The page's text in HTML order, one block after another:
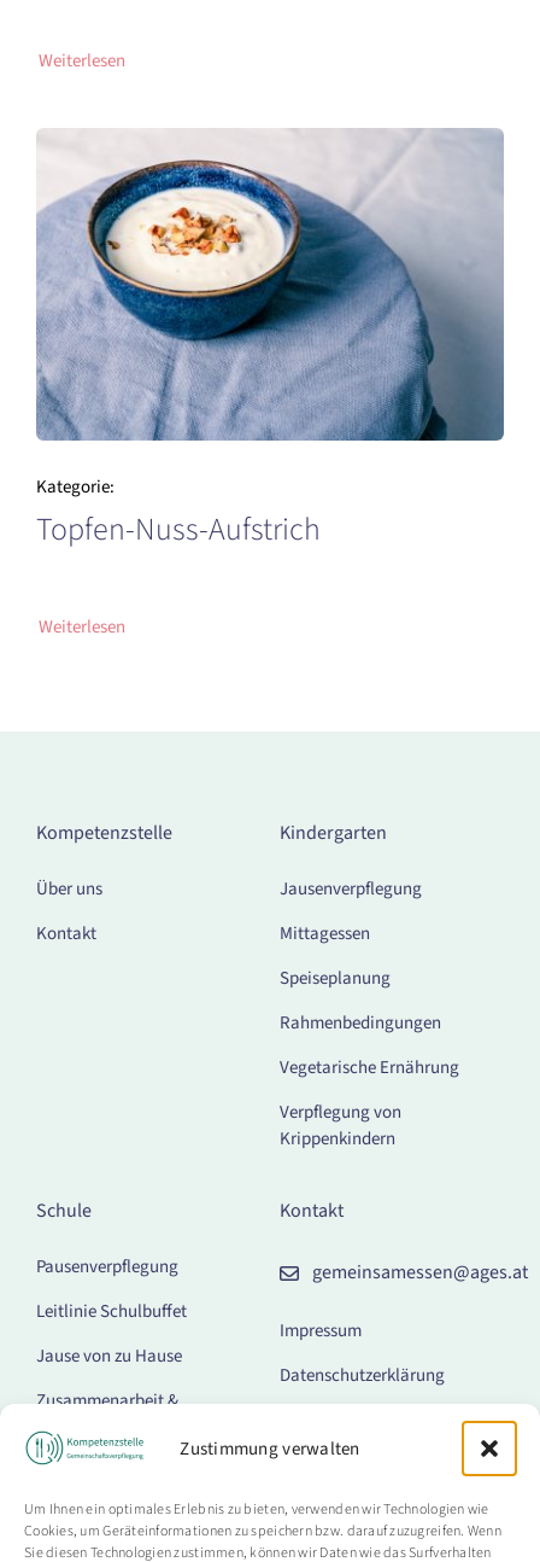
Zustimmung verwalten
Um Ihnen ein optimales Erlebnis zu bieten, verwenden wir Technologien wie
Cookies, um Geräteinformationen zu speichern bzw. darauf zuzugreifen. Wenn
Sie diesen Technologien zustimmen, können wir Daten wie das Surfverhalten
Weiterlesen
Kategorie:
Topfen-Nuss-Aufstrich
Weiterlesen
Kompetenzstelle
Über uns
Kontakt
Kindergarten
Jausenverpflegung
Mittagessen
Speiseplanung
Rahmenbedingungen
Vegetarische Ernährung
Verpflegung von
Krippenkindern
Schule
Pausenverpflegung
Leitlinie Schulbuffet
Jause von zu Hause
Zusammenarbeit &
Kommunikation
Getränkeautomaten
Lebensmittel-Kombi-
Automaten
Kontakt
gemeinsamessen@ages.at
Impressum
Datenschutzerklärung
Barrierefreiheitserklärung